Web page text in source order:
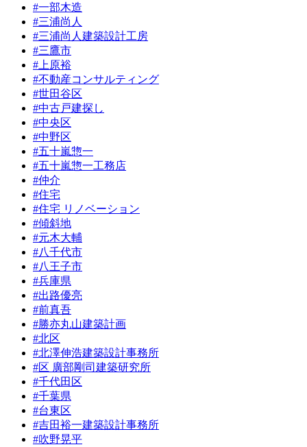
#一部木造
#三浦尚人
#三浦尚人建築設計工房
#三鷹市
#上原裕
#不動産コンサルティング
#世田谷区
#中古戸建探し
#中央区
#中野区
#五十嵐惣一
#五十嵐惣一工務店
#仲介
#住宅
#住宅 リノベーション
#傾斜地
#元木大輔
#八千代市
#八王子市
#兵庫県
#出路優亮
#前真吾
#勝亦丸山建築計画
#北区
#北澤伸浩建築設計事務所
#区 廣部剛司建築研究所
#千代田区
#千葉県
#台東区
#吉田裕一建築設計事務所
#吹野晃平